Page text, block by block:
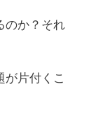
のか？それ
片付くこ